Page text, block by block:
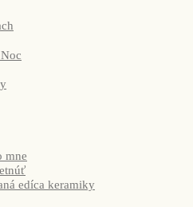
mne
edíca keramiky